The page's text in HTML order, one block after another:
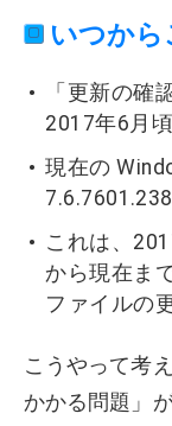
いつから
「更新の確
2017年6月
現在の
これは、
から現在ま
ファイルの
こうやって考
かかる問題」